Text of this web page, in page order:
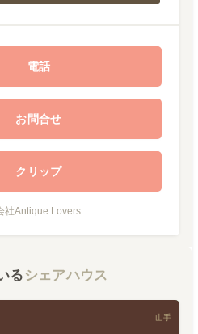
電話
お問合せ
クリップ
社Antique Lovers
る シェアハウス
山手